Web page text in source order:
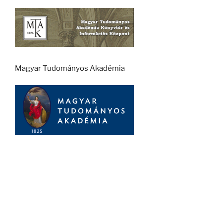
Magyar Tudományos Akadémia